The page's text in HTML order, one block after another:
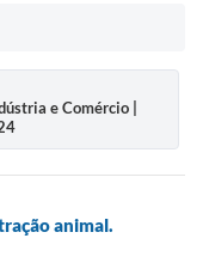
e Comércio |
animal.